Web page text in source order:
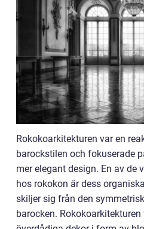
Rokokoarkitekturen var en
barockstilen och fokuserade
mer elegant design. En av de
hos rokokon är dess
skiljer sig från den
barocken.